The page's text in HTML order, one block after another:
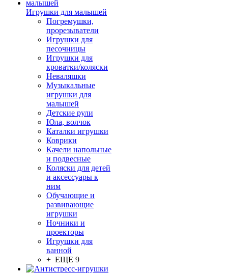
Игрушки для малышей
Погремушки,
прорезыватели
Игрушки для
песочницы
Игрушки для
кроватки/коляски
Неваляшки
Музыкальные
игрушки для
малышей
Детские рули
Юла, волчок
Каталки игрушки
Коврики
Качели напольные
и подвесные
Коляски для детей
и аксессуары к
ним
Обучающие и
развивающие
игрушки
Ночники и
проекторы
Игрушки для
ванной
+ ЕЩЕ 9